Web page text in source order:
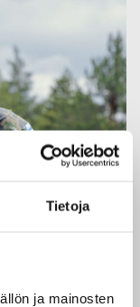
Tietoja
ja mainosten